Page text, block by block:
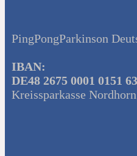
PingPongParkinson
IBAN:
DE48 2675 0001 0151
Kreissparkasse Nordhorn